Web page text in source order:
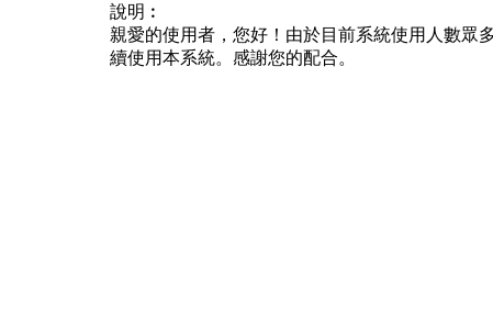
說明︰
親愛的使用者，您好！由於目前系統使用人數眾
續使用本系統。感謝您的配合。